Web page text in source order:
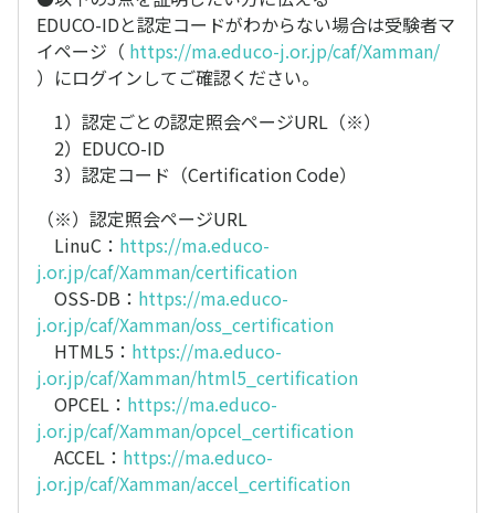
EDUCO-IDと認定コードがわからない場合は受験者マ
イページ（ https://ma.educo-j.or.jp/caf/Xamman/
）にログインしてご確認ください。
1）認定ごとの認定照会ページURL（※）
2）EDUCO-ID
3）認定コード（Certification Code）
（※）認定照会ページURL
LinuC： https://ma.educo-
j.or.jp/caf/Xamman/certification
OSS-DB： https://ma.educo-
j.or.jp/caf/Xamman/oss_certification
HTML5： https://ma.educo-
j.or.jp/caf/Xamman/html5_certification
OPCEL： https://ma.educo-
j.or.jp/caf/Xamman/opcel_certification
ACCEL： https://ma.educo-
j.or.jp/caf/Xamman/accel_certification